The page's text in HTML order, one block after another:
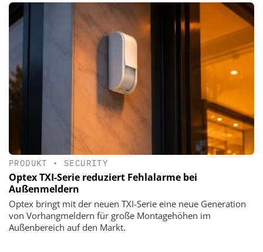
PRODUKT • SECURITY
Optex TXI-Serie reduziert Fehlalarme bei
Außenmeldern
Optex bringt mit der neuen TXI-Serie eine neue Generation
von Vorhangmeldern für große Montagehöhen im
Außenbereich auf den Markt.